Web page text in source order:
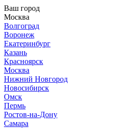
Ваш город
Москва
Волгоград
Воронеж
Екатеринбург
Казань
Красноярск
Москва
Нижний Новгород
Новосибирск
Омск
Пермь
Ростов-на-Дону
Самара